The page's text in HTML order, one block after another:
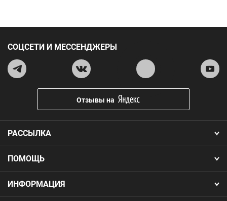
ПОМОЩЬ
ИНФОРМАЦИЯ
РАССЫЛКА
СОЦСЕТИ И МЕССЕНДЖЕРЫ
Отзывы на